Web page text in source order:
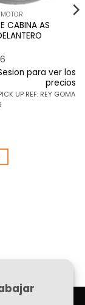
CABINA AS
para ver los
precios
UP REF: REY GOMA